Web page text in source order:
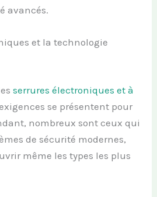
avancés.
et la technologie
serrures électroniques et à
se présentent pour
nombreux sont ceux qui
de sécurité modernes,
même les types les plus